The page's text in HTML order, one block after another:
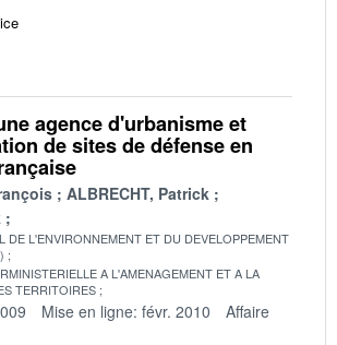
agence d'urbanisme et
de sites de défense en
ALBRECHT, Patrick
DE L'ENVIRONNEMENT ET DU DEVELOPPEMENT
A L'AMENAGEMENT ET A LA
TERRITOIRES
Mise en ligne: févr. 2010
Affaire